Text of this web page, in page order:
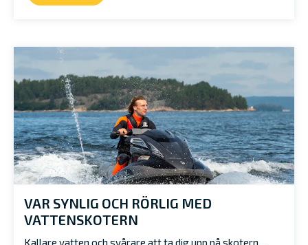
VAR SYNLIG OCH RÖRLIG MED
VATTENSKOTERN
Kallare vatten och svårare att ta dig upp på skotern…